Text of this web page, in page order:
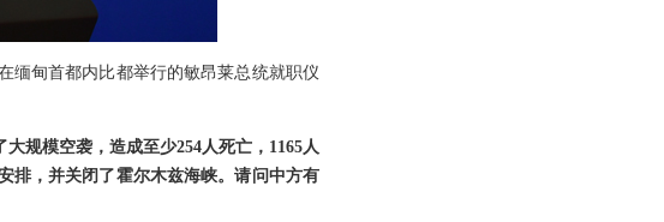
缅甸首都内比都举行的敏昂莱总统就职仪
规模空袭，造成至少254人死亡，1165人
排，并关闭了霍尔木兹海峡。请问中方有